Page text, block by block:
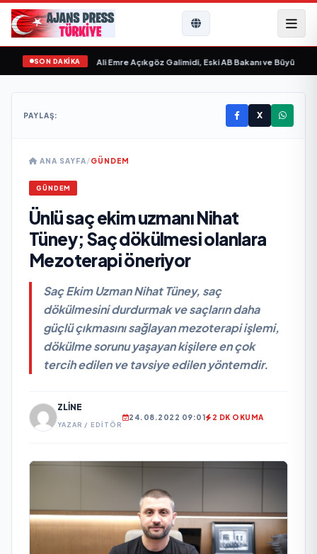
SON DAKİKA
“ yayımlandı• Ali Emre Açıkgöz Galimidi, Eski AB Bakanı ve Büyükelçi
PAYLAŞ: X
ANA SAYFA/GÜNDEM
GÜNDEM
Ünlü saç ekim uzmanı Nihat
Tüney; Saç dökülmesi olanlara
Mezoterapi öneriyor
Saç Ekim Uzman Nihat Tüney, saç
dökülmesini durdurmak ve saçların daha
güçlü çıkmasını sağlayan mezoterapi işlemi,
dökülme sorunu yaşayan kişilere en çok
tercih edilen ve tavsiye edilen yöntemdir.
ZLINE
YAZAR / EDITÖR
24.08.2022 09:01 2 DK OKUMA